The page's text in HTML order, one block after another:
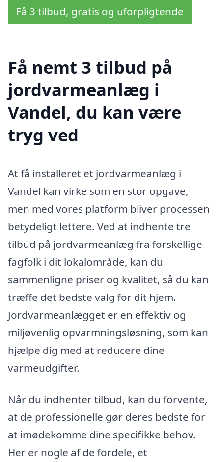
Få 3 tilbud, gratis og uforpligtende
Få nemt 3 tilbud på
jordvarmeanlæg i
Vandel, du kan være
tryg ved
At få installeret et jordvarmeanlæg i
Vandel kan virke som en stor opgave,
men med vores platform bliver processen
betydeligt lettere. Ved at indhente tre
tilbud på jordvarmeanlæg fra forskellige
fagfolk i dit lokalområde, kan du
sammenligne priser og kvalitet, så du kan
træffe det bedste valg for dit hjem.
Jordvarmeanlægget er en effektiv og
miljøvenlig opvarmningsløsning, som kan
hjælpe dig med at reducere dine
varmeudgifter.
Når du indhenter tilbud, kan du forvente,
at de professionelle gør deres bedste for
at imødekomme dine specifikke behov.
Her er nogle af de fordele, et